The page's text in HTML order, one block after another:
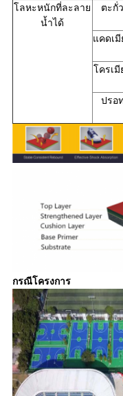
โลหะหนักที่ละลาย
น้ำได้
ตะกั่ว
แคดเมี
โครเมี
ปรอ
กรณีโครงการ